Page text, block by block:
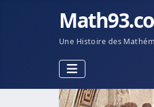
Une Histoire des